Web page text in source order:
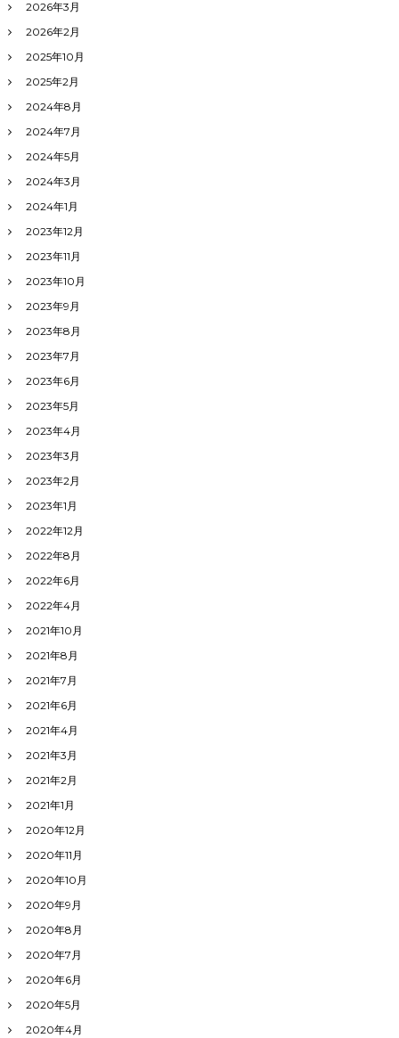
2026年3月
2026年2月
2025年10月
2025年2月
2024年8月
2024年7月
2024年5月
2024年3月
2024年1月
2023年12月
2023年11月
2023年10月
2023年9月
2023年8月
2023年7月
2023年6月
2023年5月
2023年4月
2023年3月
2023年2月
2023年1月
2022年12月
2022年8月
2022年6月
2022年4月
2021年10月
2021年8月
2021年7月
2021年6月
2021年4月
2021年3月
2021年2月
2021年1月
2020年12月
2020年11月
2020年10月
2020年9月
2020年8月
2020年7月
2020年6月
2020年5月
2020年4月